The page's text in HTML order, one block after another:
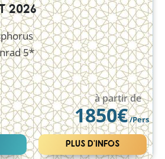
2026
5*
à partir de
1850€/Pers
PLUS D'INFOS